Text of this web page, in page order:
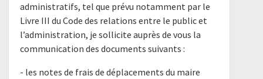
administratifs, tel que prévu notamment par le
Livre III du Code des relations entre le public et
l’administration, je sollicite auprès de vous la
communication des documents suivants :
- les notes de frais de déplacements du maire